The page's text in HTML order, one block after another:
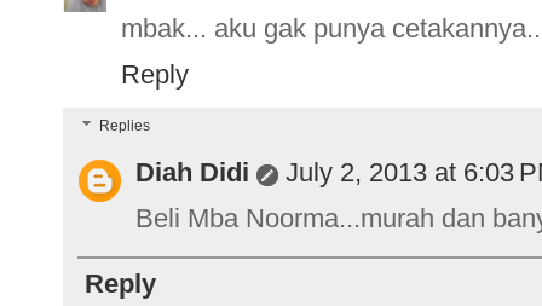
mbak... aku gak punya
Reply
Replies
Diah Didi
July 2, 2013 at 6:03
Beli Mba Noorma...murah dan
Reply